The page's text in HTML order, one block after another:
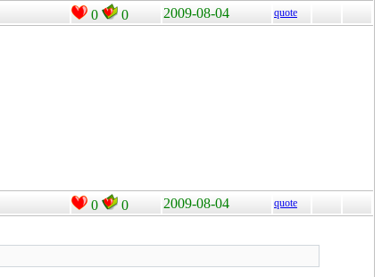
0 0 2009-08-04 quote
0 0 2009-08-04 quote